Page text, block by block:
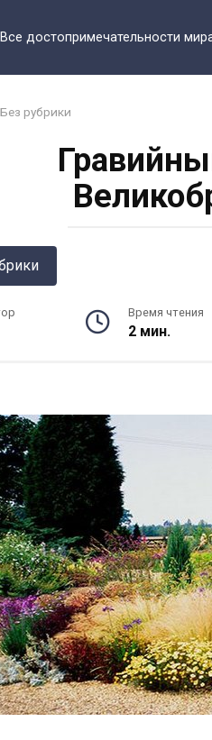
Все достопримечательности
Без рубрики
Время чтения
2 мин.